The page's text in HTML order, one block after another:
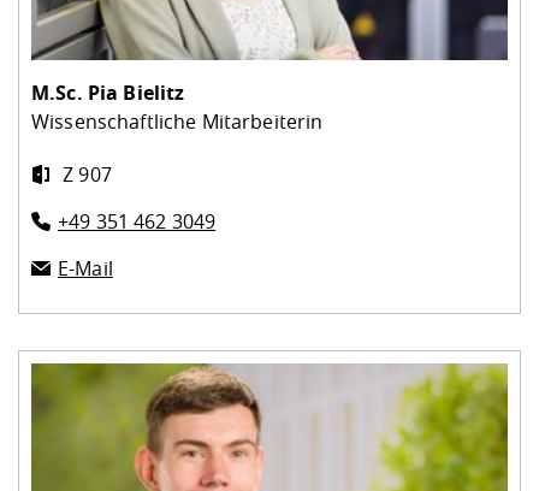
M.Sc. Pia Bielitz
Wissenschaftliche Mitarbeiterin
Z 907
+49 351 462 3049
E-Mail